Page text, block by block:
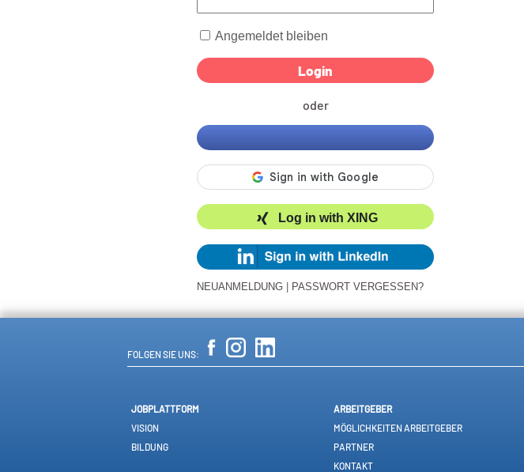
Angemeldet bleiben
oder
Log in with XING
NEUANMELDUNG PASSWORT VERGESSEN?
FOLGEN SIE UNS:
JOBPLATTFORM
VISION
BILDUNG
ARBEITGEBER
MÖGLICHKEITEN ARBEITGEBER
PARTNER
KONTAKT